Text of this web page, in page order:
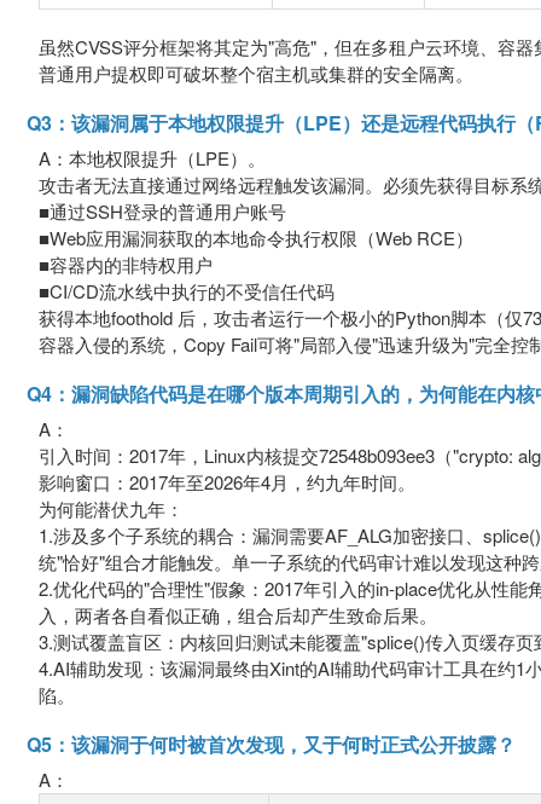
虽然CVSS评分框架将其定为"高危"，但在多租户云环境、容
普通用户提权即可破坏整个宿主机或集群的安全隔离。
Q3：该漏洞属于本地权限提升（LPE）还是远程代码执行
A：本地权限提升（LPE）。
攻击者无法直接通过网络远程触发该漏洞。必须先获得目标系
■通过SSH登录的普通用户账号
■Web应用漏洞获取的本地命令执行权限（Web RCE）
■容器内的非特权用户
■CI/CD流水线中执行的不受信任代码
获得本地foothold 后，攻击者运行一个极小的Python脚本（仅
容器入侵的系统，Copy Fail可将"局部入侵"迅速升级为"完全控
Q4：漏洞缺陷代码是在哪个版本周期引入的，为何能在内
A：
引入时间：2017年，Linux内核提交72548b093ee3（"crypto:
影响窗口：2017年至2026年4月，约九年时间。
为何能潜伏九年：
1.涉及多个子系统的耦合：漏洞需要AF_ALG加密接口、
统"恰好"组合才能触发。单一子系统的代码审计难以发现这种
2.优化代码的"合理性"假象：2017年引入的in-place优化从性
入，两者各自看似正确，组合后却产生致命后果。
3.测试覆盖盲区：内核回归测试未能覆盖"splice()传入页缓存
4.AI辅助发现：该漏洞最终由Xint的AI辅助代码审计工具在约
陷。
Q5：该漏洞于何时被首次发现，又于何时正式公开披露？
A：